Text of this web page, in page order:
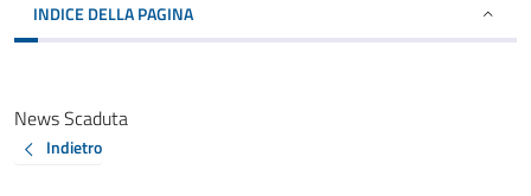
INDICE DELLA PAGINA
News Scaduta
Indietro